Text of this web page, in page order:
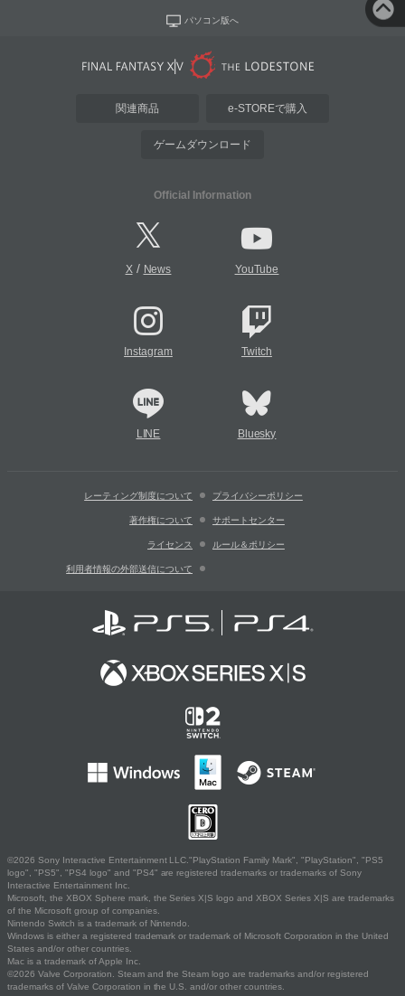
パソコン版へ
関連商品 e-STOREで購入
ゲームダウンロード
Official Information
X/ News YouTube
Instagram Twitch
LINE Bluesky
レーティング制度について プライバシーポリシー
著作権について サポートセンター
ライセンス ルール＆ポリシー
利用者情報の外部送信について
©2026 Sony Interactive Entertainment LLC."PlayStation Family Mark", "PlayStation", "PS5
logo", "PS5", "PS4 logo" and "PS4" are registered trademarks or trademarks of Sony
Interactive Entertainment Inc.
Microsoft, the XBOX Sphere mark, the Series X|S logo and XBOX Series X|S are trademarks
of the Microsoft group of companies.
Nintendo Switch is a trademark of Nintendo.
Windows is either a registered trademark or trademark of Microsoft Corporation in the United
States and/or other countries.
Mac is a trademark of Apple Inc.
©2026 Valve Corporation. Steam and the Steam logo are trademarks and/or registered
trademarks of Valve Corporation in the U.S. and/or other countries.